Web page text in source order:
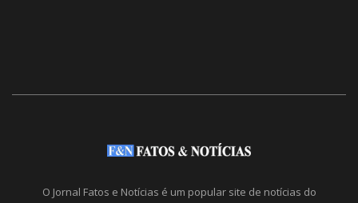
O Jornal Fatos e Notícias é um popular site de notícias do